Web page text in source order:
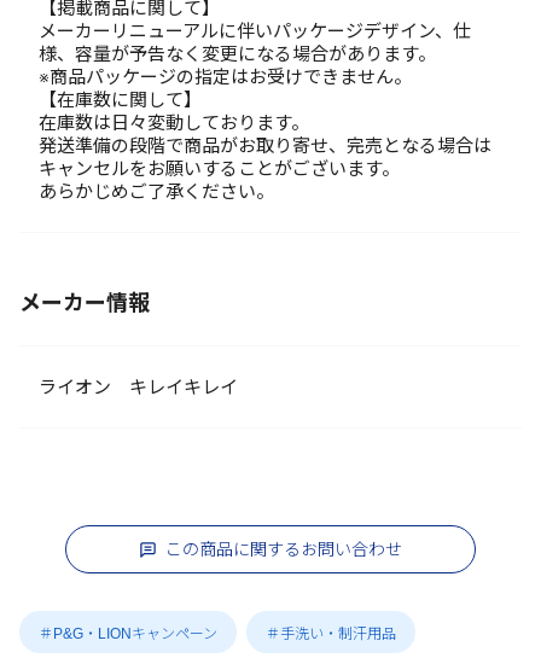
【掲載商品に関して】
メーカーリニューアルに伴いパッケージデザイン、仕
様、容量が予告なく変更になる場合があります。
※商品パッケージの指定はお受けできません。
【在庫数に関して】
在庫数は日々変動しております。
発送準備の段階で商品がお取り寄せ、完売となる場合は
キャンセルをお願いすることがございます。
あらかじめご了承ください。
メーカー情報
ライオン キレイキレイ
この商品に関するお問い合わせ
＃P&G・LIONキャンペーン ＃手洗い・制汗用品